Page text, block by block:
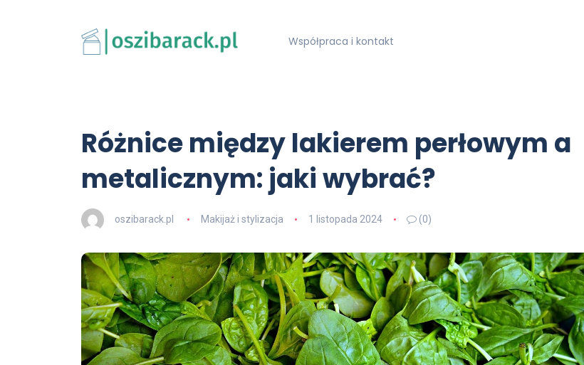
Współpraca i kontakt
Różnice między lakierem perłowym a
metalicznym: jaki wybrać?
oszibarack.pl Makijaż i stylizacja 1 listopada 2024 (0)